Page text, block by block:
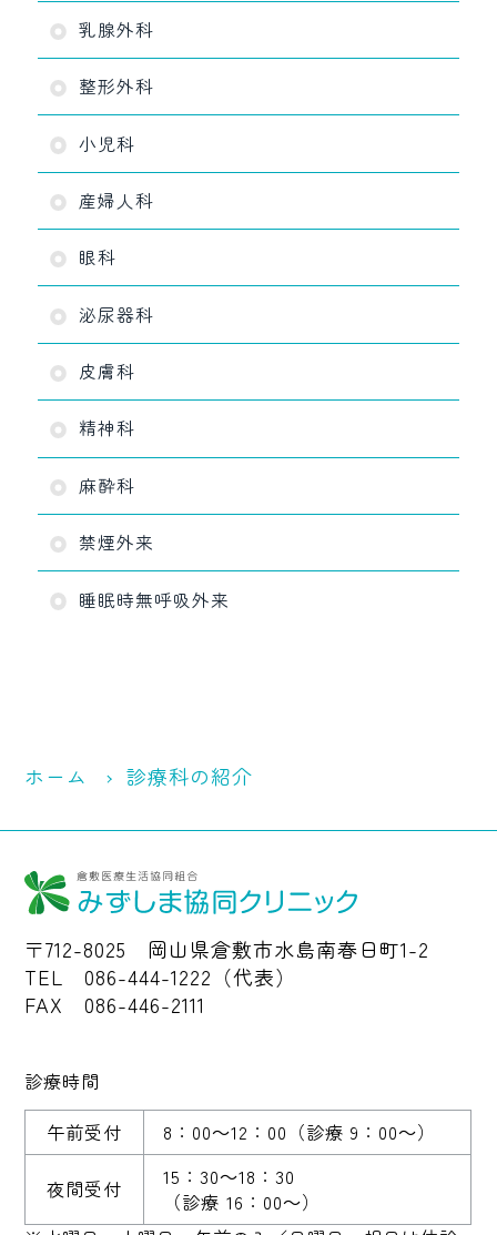
乳腺外科
整形外科
小児科
産婦人科
眼科
泌尿器科
皮膚科
精神科
麻酔科
禁煙外来
睡眠時無呼吸外来
ホーム 診療科の紹介
〒712-8025 岡山県倉敷市水島南春日町1-2
TEL 086-444-1222（代表）
FAX 086-446-2111
診療時間
午前受付
8：00～12：00 （診療 9：00～）
夜間受付
15：30～18：30
（診療 16：00～）